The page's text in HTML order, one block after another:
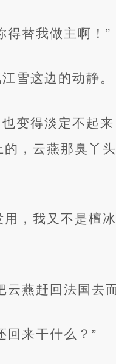
得替我做主啊！”
雪这边的动静。
变得淡定不起
，云燕那臭丫
，我又不是檀
云燕赶回法国去
回来干什么？”